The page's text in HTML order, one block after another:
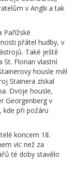
v Anglii a tak
Pařížské
přátel hudby, v
Také ještě
St. Florian vlastní
housle měl
Stainera získal
Dvoje housle,
Georgenberg v
kde při požáru
koncem 18.
víc než za
té doby stavělo